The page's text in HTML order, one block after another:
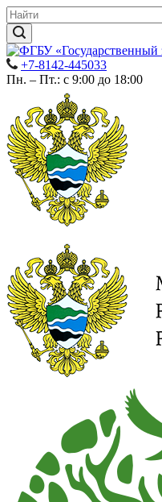
+7-8142-445033
Пн. – Пт.: с 9:00 до 18:00